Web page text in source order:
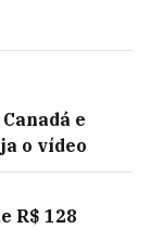
e
o vídeo
R$ 128